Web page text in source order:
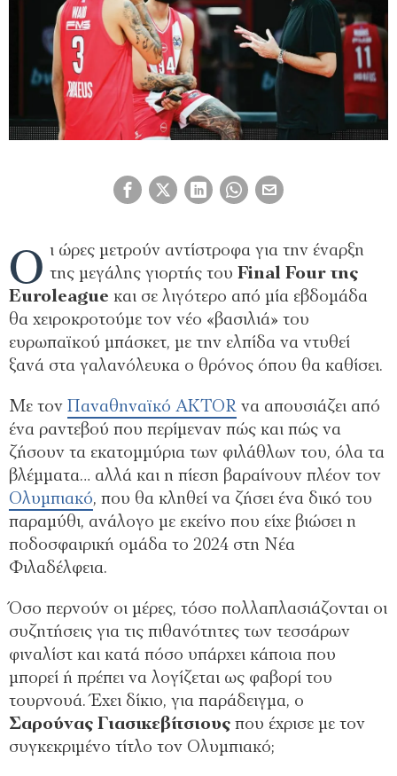
Ο ι ώρες μετρούν αντίστροφα για την έναρξη
της μεγάλης γιορτής του Final Four της
Euroleague και σε λιγότερο από μία εβδομάδα
θα χειροκροτούμε τον νέο «βασιλιά» του
ευρωπαϊκού μπάσκετ, με την ελπίδα να ντυθεί
ξανά στα γαλανόλευκα ο θρόνος όπου θα καθίσει.
Με τον Παναθηναϊκό AKTOR να απουσιάζει από
ένα ραντεβού που περίμεναν πώς και πώς να
ζήσουν τα εκατομμύρια των φιλάθλων του, όλα τα
βλέμματα… αλλά και η πίεση βαραίνουν πλέον τον
Ολυμπιακό, που θα κληθεί να ζήσει ένα δικό του
παραμύθι, ανάλογο με εκείνο που είχε βιώσει η
ποδοσφαιρική ομάδα το 2024 στη Νέα
Φιλαδέλφεια.
Όσο περνούν οι μέρες, τόσο πολλαπλασιάζονται οι
συζητήσεις για τις πιθανότητες των τεσσάρων
φιναλίστ και κατά πόσο υπάρχει κάποια που
μπορεί ή πρέπει να λογίζεται ως φαβορί του
τουρνουά. Έχει δίκιο, για παράδειγμα, ο
Σαρούνας Γιασικεβίτσιους που έχρισε με τον
συγκεκριμένο τίτλο τον Ολυμπιακό;